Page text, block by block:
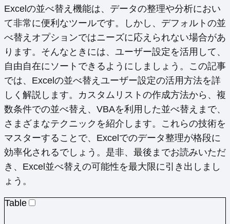
X
(Twitter)
FacebookPinterestLinkedInEmail
Excelの並べ替え機能は、データの整理や分析におい
て非常に便利なツールです。しかし、デフォルトの並
べ替えオプションではニーズに応えられない場合があ
ります。そんなときには、ユーザー設定を活用して、
自由自在にソートできるようにしましょう。この記事
では、Excelの並べ替えユーザー設定の活用方法を詳
しく解説します。カスタムリストの作成方法から、複
数条件での並べ替え、VBAを利用した並べ替えまで、
さまざまなテクニックを紹介します。これらの技術を
マスターすることで、Excelでのデータ整理が格段に
効率化されるでしょう。是非、最後までお読みいただ
き、Excel並べ替えの可能性を最大限に引き出しまし
ょう。
Table